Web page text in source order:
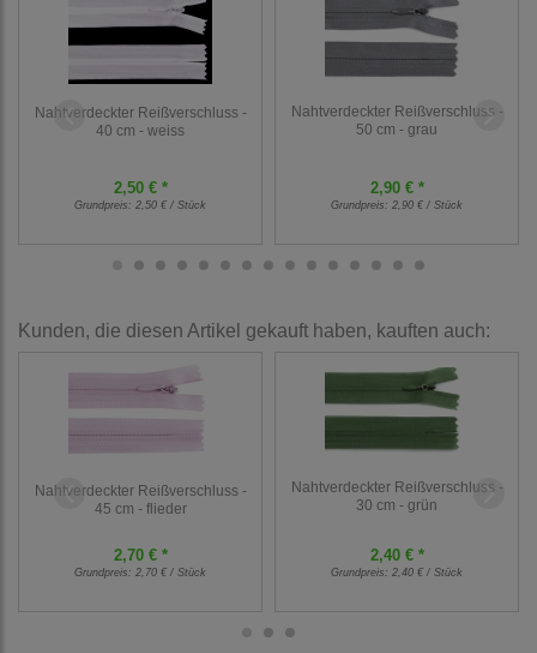
Nahtverdeckter Reißverschluss -
40 cm - weiss
2,50 € *
Grundpreis: 2,50 € / Stück
Nahtverdeckter Reißverschluss -
50 cm - grau
2,90 € *
Grundpreis: 2,90 € / Stück
Kunden, die diesen Artikel gekauft haben, kauften auch:
Nahtverdeckter Reißverschluss -
45 cm - flieder
2,70 € *
Grundpreis: 2,70 € / Stück
Nahtverdeckter Reißverschluss -
30 cm - grün
2,40 € *
Grundpreis: 2,40 € / Stück